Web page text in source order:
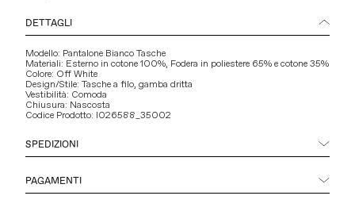
DETTAGLI
Modello: Pantalone Bianco Tasche
Materiali: Esterno in cotone 100%, Fodera in poliestere 65% e cotone 35%
Colore: Off White
Design/Stile: Tasche a filo, gamba dritta
Vestibilità: Comoda
Chiusura: Nascosta
Codice Prodotto: I026588_35002
SPEDIZIONI
PAGAMENTI